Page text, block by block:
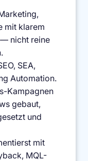
mit klarem
nicht reine
SEA,
Automation.
Kampagnen
gebaut,
und
mit
MQL-